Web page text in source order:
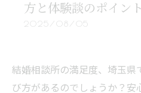
方と体験談のポイント
2025/08/05
結婚相談所の満足度、埼玉
び方があるのでしょうか？